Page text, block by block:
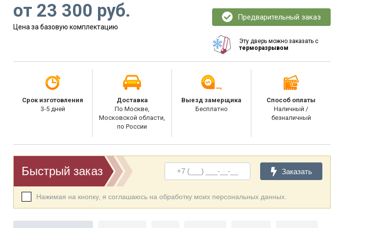
от 23 300 руб.
Цена за базовую комплектацию
Предварительный заказ
Эту дверь можно заказать с
терморазрывом
Срок изготовления
3-5 дней
Доставка
По Москве,
Московской области,
по России
Выезд замерщика
Бесплатно
Способ оплаты
Наличный /
безналичный
Быстрый заказ
Нажимая на кнопку, я соглашаюсь на обработку моих персональных данных.
Заказать